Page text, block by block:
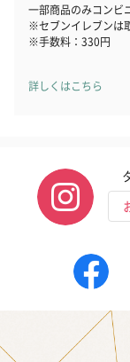
一部商品のみコンビ
※セブンイレブンは
※手数料：330円
詳しくはこちら